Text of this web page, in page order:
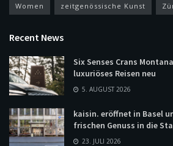
Women zeitgenössische Kunst
Recent News
Six Senses Crans
luxuriöses Reisen neu
5. AUGUST 2026
kaisin. eröffnet in Basel
frischen Genuss in die
23. JULI 2026